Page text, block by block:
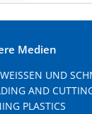
Medien
UND
AND
PLASTICS